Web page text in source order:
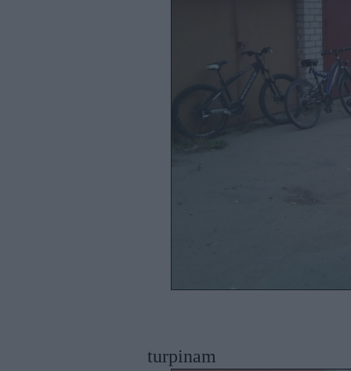
turpinam